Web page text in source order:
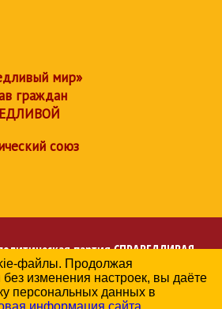
мир»
граждан
союз
партияСПРАВЕДЛИВАЯ
РОССИЯ
партии в Алтайском крае
© 2006-2026
файлы. Продолжая
без изменения настроек, вы даёте
персональных данных в
информация сайта